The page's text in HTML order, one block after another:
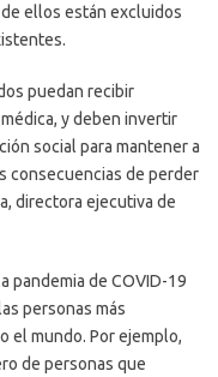
ellos están excluidos
puedan recibir
y deben invertir
social para mantener a
consecuencias de perder
directora ejecutiva de
pandemia de COVID-19
personas más
el mundo. Por ejemplo,
de personas que